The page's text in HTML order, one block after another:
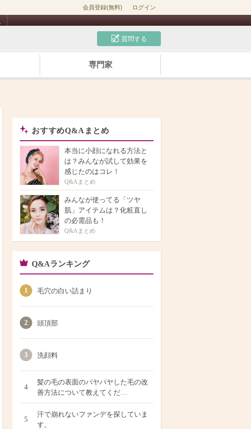
会員登録(無料) ログイン
質問する
専門家
おすすめQ&Aまとめ
本当に小顔になれる方法と
は？みんなが試して効果を
感じたのはコレ！
Q&Aまとめ
みんなが使ってる「ツヤ
肌」アイテムは？化粧直し
の必需品も！
Q&Aまとめ
Q&Aランキング
1 毛穴の白い詰まり
2 頭頂部
3 洗顔料
4
髪の毛の表面のパヤパヤした毛の改
善方法について教えてくだ…
5
汗で崩れないファンデを探していま
す。